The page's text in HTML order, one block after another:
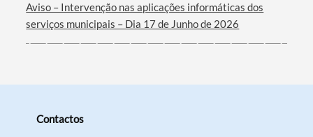
Aviso – Intervenção nas aplicações informáticas dos
serviços municipais – Dia 17 de Junho de 2026
Contactos